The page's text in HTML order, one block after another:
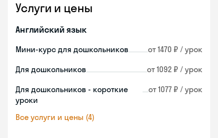
Услуги и цены
Английский язык
Мини-курс для дошкольников от 1470 ₽ / урок
Для дошкольников от 1092 ₽ / урок
Для дошкольников - короткие
уроки
от 1077 ₽ / урок
Все услуги и цены (4)